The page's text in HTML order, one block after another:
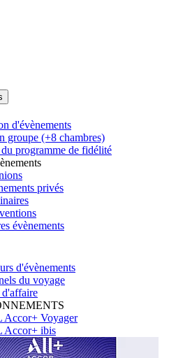
d'évènements
groupe (+8 chambres)
programme de fidélité
privés
évènements
d'évènements
du voyage
d'affaire
Accor+ Voyager
Accor+ ibis